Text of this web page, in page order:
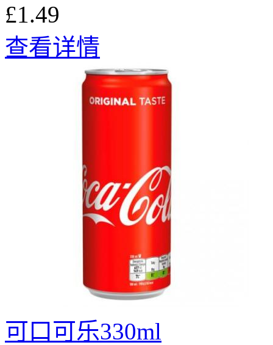
£1.49
查看详情
可口可乐330ml